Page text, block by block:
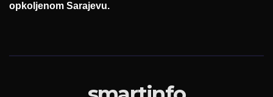
opkoljenom Sarajevu.